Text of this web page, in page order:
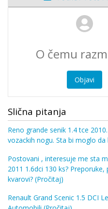
Objavi
Slična pitanja
Reno grande senik 1.4 tce
vozackih nogu. Sta bi moglo da
Postovani , interesuje me sta
2011 1.6dci 130 ks?
kvarovi? (Pročitaj)
Renault Grand Scenic 1.5 DCI